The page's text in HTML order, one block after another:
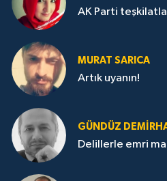
AK Parti
MURAT SARICA
Artık uyanın!
GÜNDÜZ
Delillerle emri